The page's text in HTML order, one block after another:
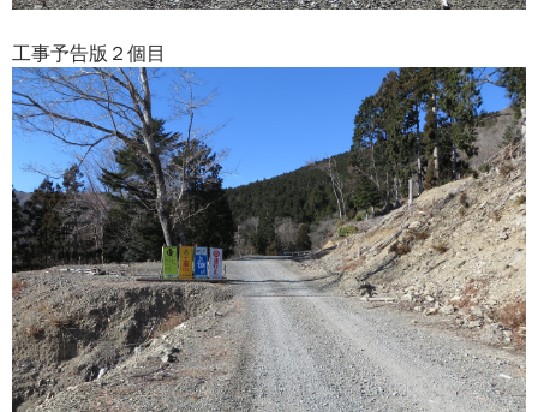
工事予告版２個目